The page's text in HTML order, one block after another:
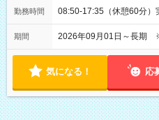
勤務時間 08:50-17:35（休憩60分）
期間 2026年09月01日～長期
気になる！ 応